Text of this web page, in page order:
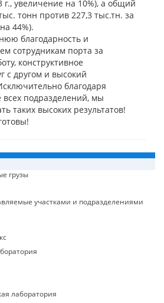
г., увеличение на 10%), а общий
тонн против 227,3 тыс.тн. за
44%).
благодарность и
сотрудникам порта за
конструктивное
с другом и высокий
благодаря
всех подразделений, мы
таких высоких результатов!
грузы
участками и подразделениями
лаборатория